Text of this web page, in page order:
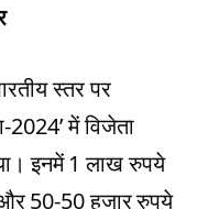
स्तर पर
2024’ में विजेता
इनमें 1 लाख रुपये
50-50 हजार रुपये